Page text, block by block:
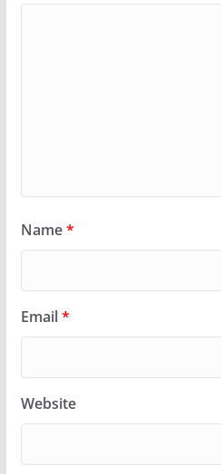
Name*
Email*
Website